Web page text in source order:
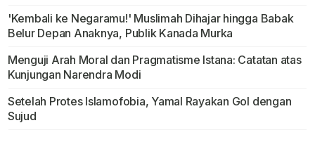
'Kembali ke Negaramu!' Muslimah Dihajar hingga Babak
Belur Depan Anaknya, Publik Kanada Murka
Menguji Arah Moral dan Pragmatisme Istana: Catatan atas
Kunjungan Narendra Modi
Setelah Protes Islamofobia, Yamal Rayakan Gol dengan
Sujud